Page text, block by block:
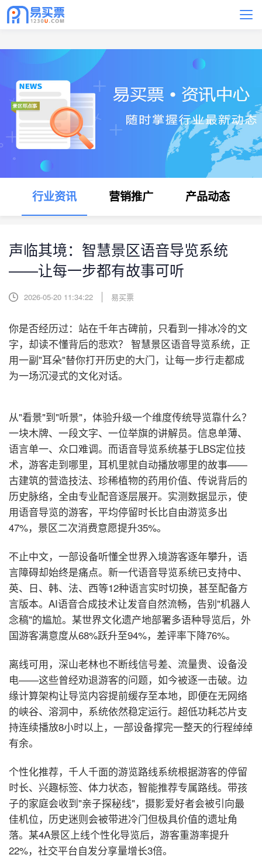
" />
行业资讯 营销推广 产品动态
声临其境：智慧景区语音导览系统
——让每一步都有故事可听
2026-05-20 11:34:22 易买票
你是否经历过：站在千年古碑前，只看到一排冰冷的文
字，却读不懂背后的悲欢？ 智慧景区语音导览系统，正
用一副"耳朵"替你打开历史的大门，让每一步行走都成
为一场沉浸式的文化对话。
从"看景"到"听景"，体验升级一个维度传统导览靠什么？
一块木牌、一段文字、一位举旗的讲解员。信息单薄、
语言单一、众口难调。而语音导览系统基于LBS定位技
术，游客走到哪里，耳机里就自动播放哪里的故事——
古建筑的营造技法、珍稀植物的药用价值、传说背后的
历史脉络，全由专业配音逐层展开。实测数据显示，使
用语音导览的游客，平均停留时长比自由游览多出
47%，景区二次消费意愿提升35%。
不止中文，一部设备听懂全世界入境游客逐年攀升，语
言障碍却始终是痛点。新一代语音导览系统已支持中、
英、日、韩、法、西等12种语言实时切换，甚至配备方
言版本。AI语音合成技术让发音自然流畅，告别"机器人
念稿"的尴尬。某世界文化遗产地部署多语种导览后，外
国游客满意度从68%跃升至94%，差评率下降76%。
离线可用，深山老林也不断线信号差、流量贵、设备没
电——这些曾经劝退游客的问题，如今被逐一击破。边
缘计算架构让导览内容提前缓存至本地，即便在无网络
的峡谷、溶洞中，系统依然稳定运行。超低功耗芯片支
持连续播放8小时以上，一部设备撑完一整天的行程绰绰
有余。
个性化推荐，千人千面的游览路线系统根据游客的停留
时长、兴趣标签、体力状态，智能推荐专属路线。带孩
子的家庭会收到"亲子探秘线"，摄影爱好者会被引向最
佳机位，历史迷则会被带进冷门但极具价值的遗址角
落。某4A景区上线个性化导览后，游客重游率提升
22%，社交平台自发分享量增长3倍。